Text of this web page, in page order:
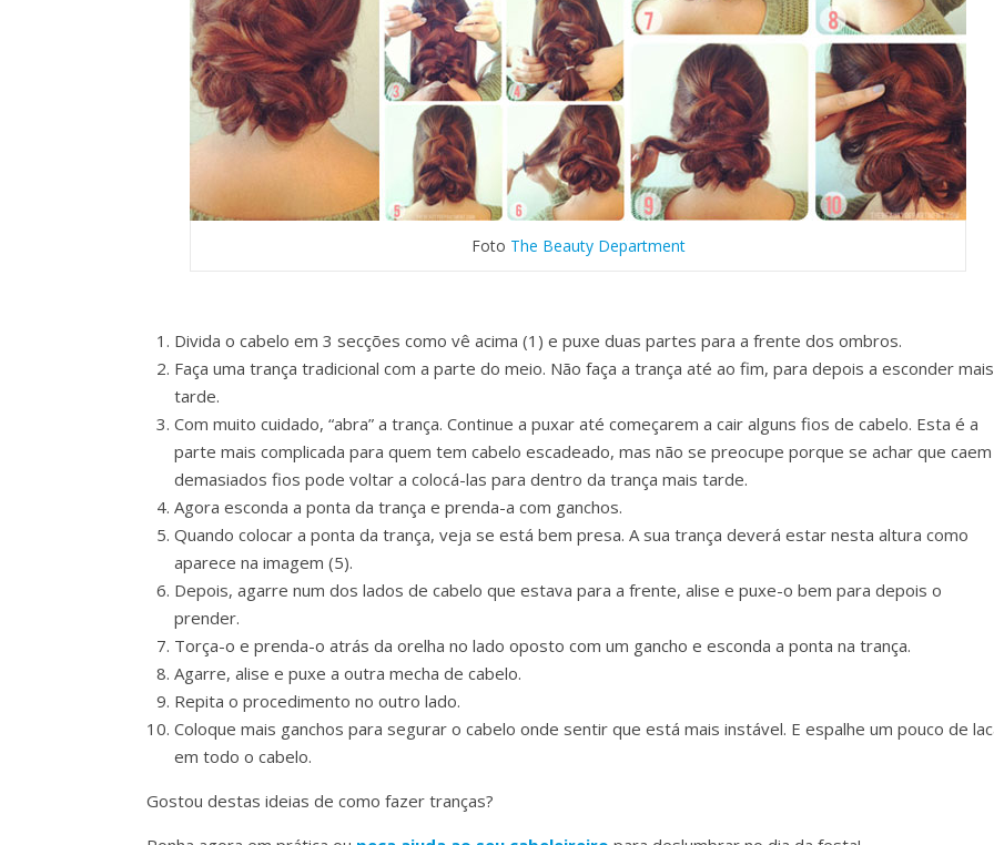
Foto The Beauty Department
Divida o cabelo em 3 secções como vê acima (1) e puxe duas partes para a frente dos ombros.
Faça uma trança tradicional com a parte do meio. Não faça a trança até ao fim, para depois a esconder mais
tarde.
Com muito cuidado, “abra” a trança. Continue a puxar até começarem a cair alguns fios de cabelo. Esta é a
parte mais complicada para quem tem cabelo escadeado, mas não se preocupe porque se achar que caem
demasiados fios pode voltar a colocá-las para dentro da trança mais tarde.
Agora esconda a ponta da trança e prenda-a com ganchos.
Quando colocar a ponta da trança, veja se está bem presa. A sua trança deverá estar nesta altura como
aparece na imagem (5).
Depois, agarre num dos lados de cabelo que estava para a frente, alise e puxe-o bem para depois o
prender.
Torça-o e prenda-o atrás da orelha no lado oposto com um gancho e esconda a ponta na trança.
Agarre, alise e puxe a outra mecha de cabelo.
Repita o procedimento no outro lado.
Coloque mais ganchos para segurar o cabelo onde sentir que está mais instável. E espalhe um pouco de
em todo o cabelo.
Gostou destas ideias de como fazer tranças?